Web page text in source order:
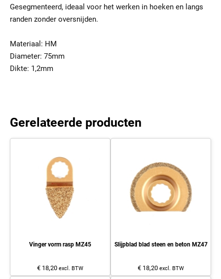
Gesegmenteerd, ideaal voor het werken in hoeken en langs
randen zonder oversnijden.
Materiaal: HM
Diameter: 75mm
Dikte: 1,2mm
Gerelateerde producten
Vinger vorm rasp MZ45
€ 18,20 excl. BTW
Slijpblad blad steen en beton MZ47
€ 18,20 excl. BTW